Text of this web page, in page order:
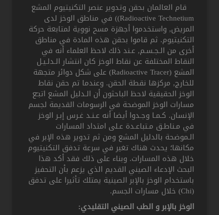
قام العالمان بحقن وتدوير عنصر التكنيتيوم المشع
Radioactive Technetium)) في مناطق الوخز لدى
المريض, واستخدموا أجهزة مسح نووية لمتابعة حركة
التكنيتيوم. ثم قاموا بحقن هذه المادة في مناطق
أخرى من الـجـسـم, عـند ذلك لاحظ العلماء أنه في
النقاط المختلفة عن نقاط الوخز كان انتشار الـدلـيـل
المشع (Radioactive Tracer) على شكل دوائر متجهة
للخارج, مركزها نقطة الحقن. وعندما تم حقن نقاط
الوخز الحقيقية لاحظ الباحثون أن الـدليل المشع اتبـّع
مسارات الوخز الموضحة في الرسومات القديمة لجسم
الإنسان. كـمـا وجـدوا أيضا أنه عـنـد غـرس إبـر الوخز
في مـناطـق مـتباعـدة عـلى امتداد المسارات
الـموضحة بالدليل المشع ومن ثم تدوير هذه الإبر في
مكانها؛ يحدث هناك تغير في سرعة تدفق التكنيتيوم
خلال هذه المسارات. وبناء على ذلك فقد أكد هذا
البحث الإدعاء الصيني القديم الذي يزعم بأن التحفيز
باستخدام الوخز بالإبر الصينية يمتلك تأثيرا على تدفق
الوخز بالإبر و الطب الصيني التقليدي: